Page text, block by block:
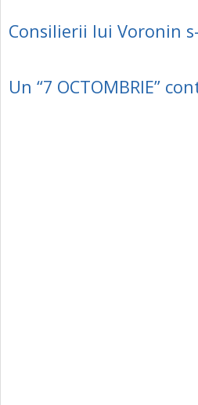
Consilierii lui Voronin
Un “7 OCTOMBRIE”